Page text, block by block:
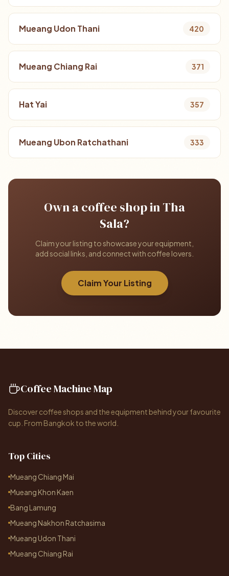
Mueang Udon Thani 420
Mueang Chiang Rai 371
Hat Yai 357
Mueang Ubon Ratchathani 333
Own a coffee shop in Tha
Sala?
Claim your listing to showcase your equipment,
add social links, and connect with coffee lovers.
Claim Your Listing
Coffee Machine Map
Discover coffee shops and the equipment behind your favourite
cup. From Bangkok to the world.
Top Cities
Mueang Chiang Mai
Mueang Khon Kaen
Bang Lamung
Mueang Nakhon Ratchasima
Mueang Udon Thani
Mueang Chiang Rai